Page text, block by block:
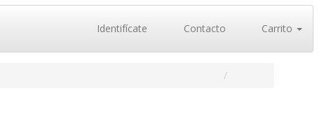
Identifícate Contacto Carrito